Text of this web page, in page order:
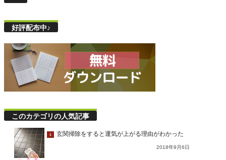
好評配布中♪
このカテゴリの人気記事
1 玄関掃除をすると運気が上がる理由がわかった
2018年9月6日